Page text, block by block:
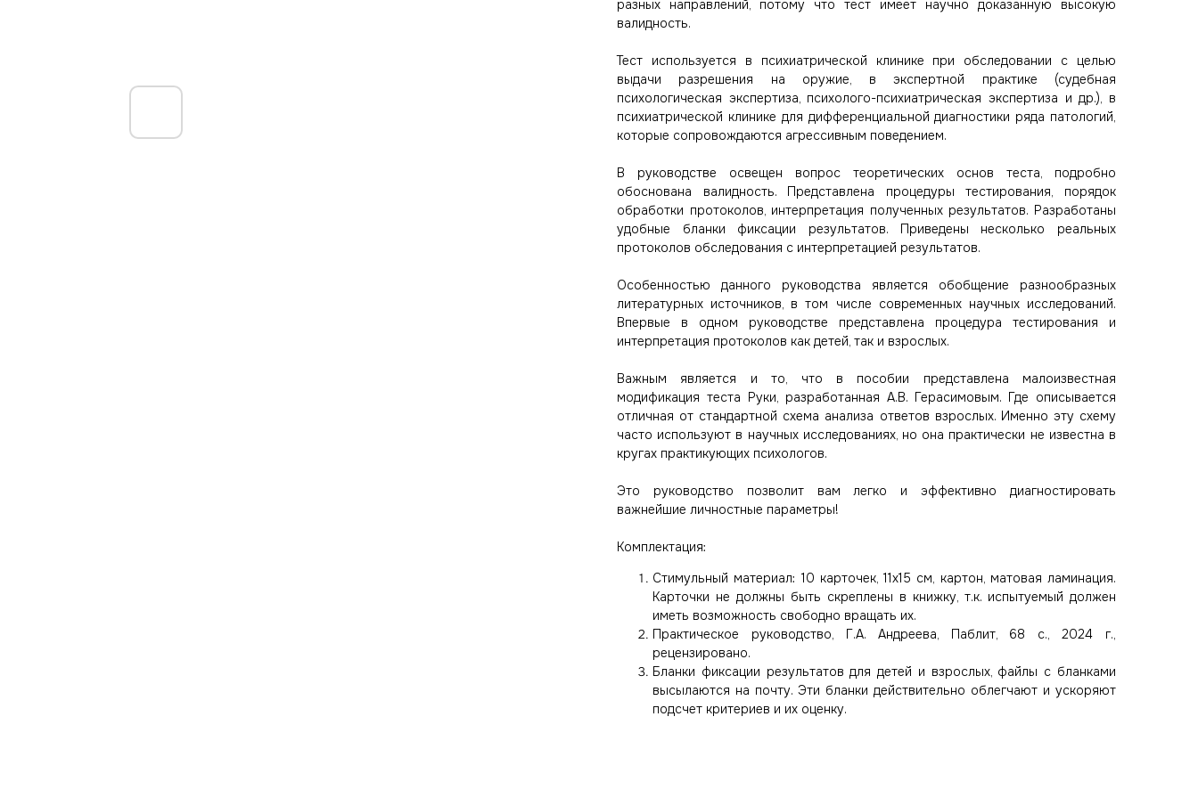
разных направлений, потому что тест имеет научно доказанную высокую
валидность.
Тест используется в психиатрической клинике при обследовании с целью
выдачи разрешения на оружие, в экспертной практике (судебная
психологическая экспертиза, психолого-психиатрическая экспертиза и др.), в
психиатрической клинике для дифференциальной диагностики ряда патологий,
которые сопровождаются агрессивным поведением.
В руководстве освещен вопрос теоретических основ теста, подробно
обоснована валидность. Представлена процедуры тестирования, порядок
обработки протоколов, интерпретация полученных результатов. Разработаны
удобные бланки фиксации результатов. Приведены несколько реальных
протоколов обследования с интерпретацией результатов.
Особенностью данного руководства является обобщение разнообразных
литературных источников, в том числе современных научных исследований.
Впервые в одном руководстве представлена процедура тестирования и
интерпретация протоколов как детей, так и взрослых.
Важным является и то, что в пособии представлена малоизвестная
модификация теста Руки, разработанная А.В. Герасимовым. Где описывается
отличная от стандартной схема анализа ответов взрослых. Именно эту схему
часто используют в научных исследованиях, но она практически не известна в
кругах практикующих психологов.
Это руководство позволит вам легко и эффективно диагностировать
важнейшие личностные параметры!
Комплектация:
Стимульный материал: 10 карточек, 11х15 см, картон, матовая ламинация.
Карточки не должны быть скреплены в книжку, т.к. испытуемый должен
иметь возможность свободно вращать их.
Практическое руководство, Г.А. Андреева, Паблит, 68 с., 2024 г.,
рецензировано.
Бланки фиксации результатов для детей и взрослых, файлы с бланками
высылаются на почту. Эти бланки действительно облегчают и ускоряют
подсчет критериев и их оценку.